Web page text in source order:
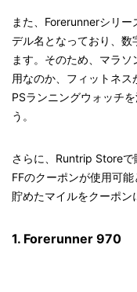
また、Forerunnerシリ
デル名となっており、数
ます。そのため、マラ
用なのか、フィットネ
PSランニングウォッチ
う。
さらに、Runtrip Storeで
FFのクーポンが使用可
貯めたマイルをクーポン
1. Forerunner 970